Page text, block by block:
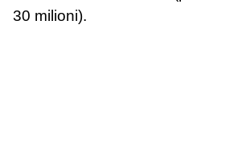
30 milioni).